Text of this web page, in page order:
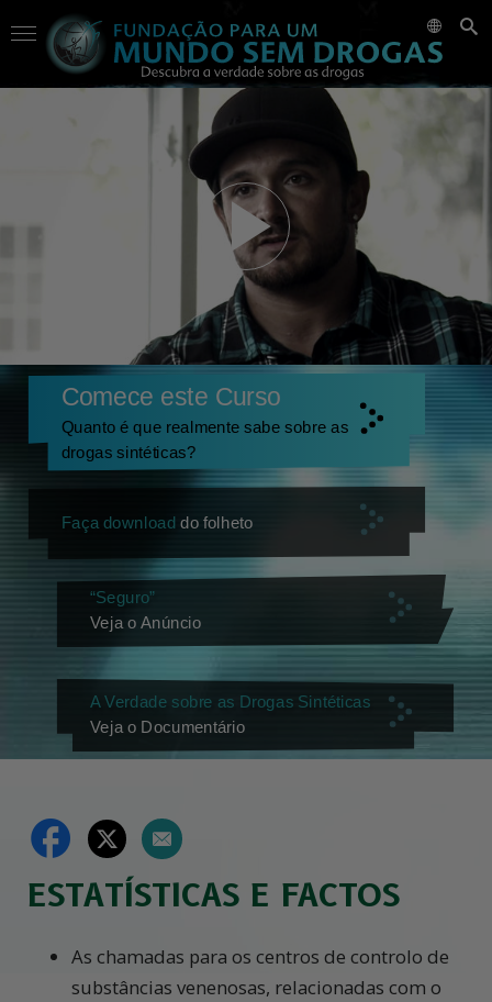
Comece este Curso
Quanto é que realmente sabe sobre as
drogas sintéticas?
Faça downloaddo folheto
“Seguro”
Veja o Anúncio
A Verdade sobre as Drogas Sintéticas
Veja o Documentário
ESTATÍSTICAS E FACTOS
As chamadas para os centros de controlo de
substâncias venenosas, relacionadas com o